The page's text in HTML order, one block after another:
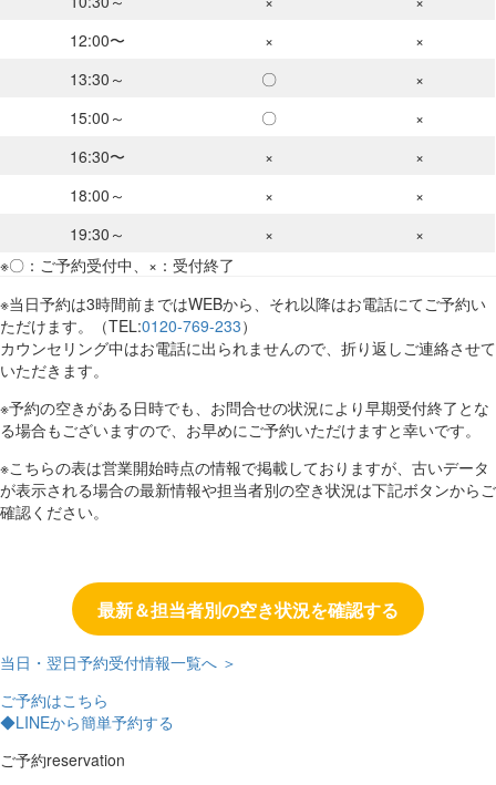
12:00〜
×
×
13:30～
〇
×
15:00～
〇
×
16:30〜
×
×
18:00～
×
×
19:30～
×
×
※〇：ご予約受付中、×：受付終了
※当日予約は3時間前まではWEBから、それ以降はお電話にてご予約い
ただけます。（TEL:0120-769-233）
カウンセリング中はお電話に出られませんので、折り返しご連絡させて
いただきます。
※予約の空きがある日時でも、お問合せの状況により早期受付終了とな
る場合もございますので、お早めにご予約いただけますと幸いです。
※こちらの表は営業開始時点の情報で掲載しておりますが、古いデータ
が表示される場合の最新情報や担当者別の空き状況は下記ボタンからご
確認ください。
最新＆担当者別の空き状況を確認する
当日・翌日予約受付情報一覧へ ＞
ご予約はこちら
◆LINEから簡単予約する
ご予約reservation